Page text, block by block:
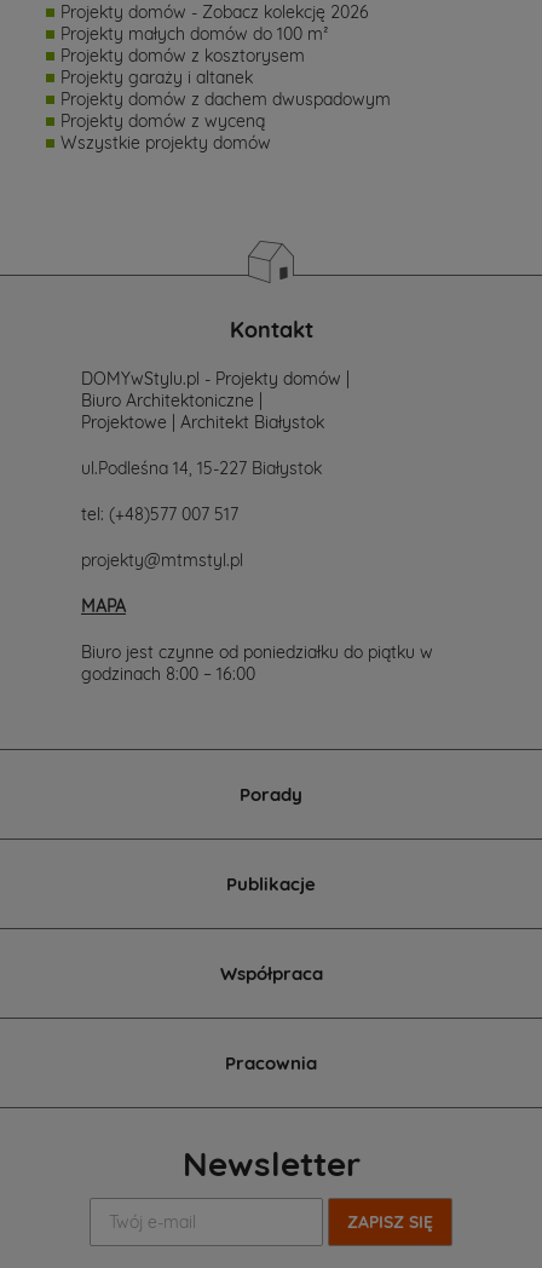
Projekty domów - Zobacz kolekcję 2026
Projekty małych domów do 100 m²
Projekty domów z kosztorysem
Projekty garaży i altanek
Projekty domów z dachem dwuspadowym
Projekty domów z wyceną
Wszystkie projekty domów
Kontakt
DOMYwStylu.pl - Projekty domów |
Biuro Architektoniczne |
Projektowe | Architekt Białystok
ul.Podleśna 14, 15-227 Białystok
tel: (+48)577 007 517
projekty@mtmstyl.pl
MAPA
Biuro jest czynne od poniedziałku do piątku w
godzinach 8:00 – 16:00
Porady
Publikacje
Współpraca
Pracownia
Newsletter
mail: